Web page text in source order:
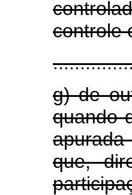
controle
g) de
quando
que,